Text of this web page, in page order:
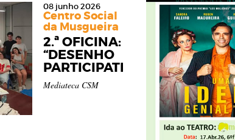
08 junho 2026
Centro Social
da Musgueira
2.ª OFICINA:
“DESENHO
PARTICIPATIVO”
Mediateca CSM